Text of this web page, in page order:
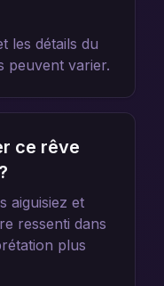
les détails du
peuvent varier.
ce rêve
aiguisiez et
ressenti dans
plus